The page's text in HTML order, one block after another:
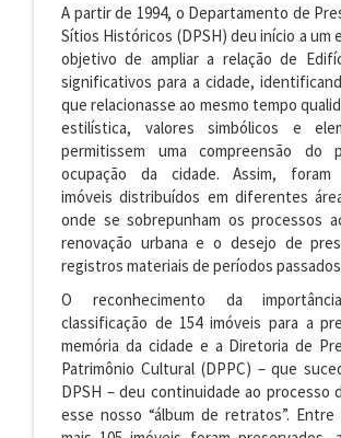
A partir de 1994, o Departamento de
Sítios Históricos (DPSH) deu início a um
objetivo de ampliar a relação de
significativos para a cidade,
que relacionasse ao mesmo tempo
estilística, valores simbólicos e
permitissem uma compreensão do
ocupação da cidade. Assim, foram
imóveis distribuídos em diferentes
onde se sobrepunham os processos
renovação urbana e o desejo de
registros materiais de períodos
O reconhecimento da
classificação de 154 imóveis para a
memória da cidade e a Diretoria de
Patrimônio Cultural (DPPC) – que
DPSH – deu continuidade ao processo
esse nosso “álbum de retratos”. Entre